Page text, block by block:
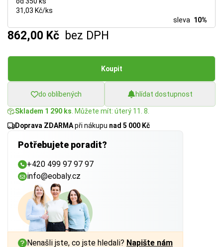
31,03 Kč/ks
sleva 10%
862,00 Kč bez DPH
Koupit
do oblíbených hlídat dostupnost
Skladem 1 290 ks . Můžete mít: úterý 11. 8.
Doprava ZDARMApři nákupu nad 5 000 Kč
Potřebujete poradit?
+420 499 97 97 97
info@eobaly.cz
Nenašli jste, co jste hledali? Napište nám